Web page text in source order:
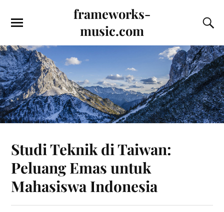
frameworks-
music.com
Studi Teknik di Taiwan:
Peluang Emas untuk
Mahasiswa Indonesia